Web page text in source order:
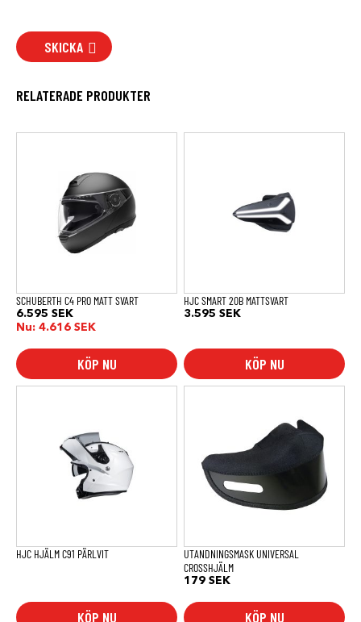
SKICKA
RELATERADE PRODUKTER
SCHUBERTH C4 PRO MATT SVART
6.595 SEK
Nu: 4.616 SEK
KÖP NU
varianter.
alternativen
produktsidan
HJC SMART 20B MATTSVART
3.595 SEK
KÖP NU
HJC HJÄLM C91 PÄRLVIT
KÖP NU
UTANDNINGSMASK UNIVERSAL
CROSSHJÄLM
179 SEK
KÖP NU